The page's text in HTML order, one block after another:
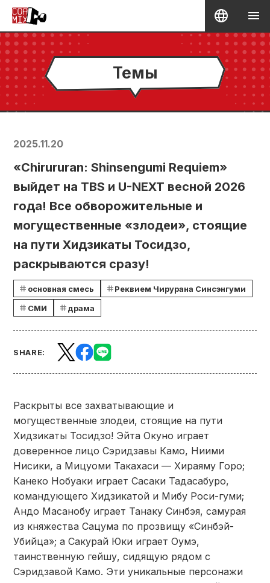
Темы
2025.11.20
«Chirururan: Shinsengumi Requiem»
выйдет на TBS и U-NEXT весной 2026
года! Все обворожительные и
могущественные «злодеи», стоящие
на пути Хидзикаты Тосидзо,
раскрываются сразу!
основная смесь
Реквием Чирурана Синсэнгуми
СМИ
драма
SHARE:
Раскрыты все захватывающие и
могущественные злодеи, стоящие на пути
Хидзикаты Тосидзо! Эйта Окуно играет
доверенное лицо Сэридзавы Камо, Ниими
Нисики, а Мицуоми Такахаси — Хираяму Горо;
Канеко Нобуаки играет Сасаки Тадасабуро,
командующего Хидзикатой и Мибу Роси-гуми;
Андо Масанобу играет Танаку Синбэя, самурая
из княжества Сацума по прозвищу «Синбэй-
Убийца»; а Сакурай Юки играет Оумэ,
таинственную гейшу, сидящую рядом с
Сэридзавой Камо. Эти уникальные персонажи